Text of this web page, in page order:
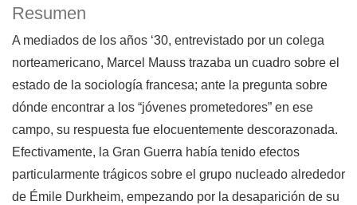
Resumen
A mediados de los años ‘30, entrevistado por un colega
norteamericano, Marcel Mauss trazaba un cuadro sobre el
estado de la sociología francesa; ante la pregunta sobre
dónde encontrar a los “jóvenes prometedores” en ese
campo, su respuesta fue elocuentemente descorazonada.
Efectivamente, la Gran Guerra había tenido efectos
particularmente trágicos sobre el grupo nucleado alrededor
de Émile Durkheim, empezando por la desaparición de su